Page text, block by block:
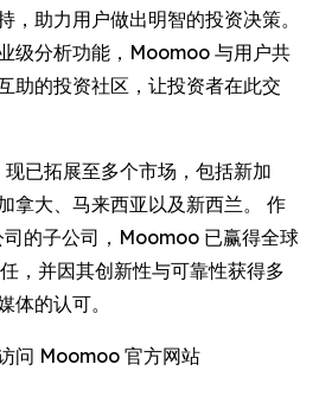
，助力用户做出明智的投资决策。
级分析功能，Moomoo 与用户共
助的投资社区，让投资者在此交
已拓展至多个市场，包括新加
拿大、马来西亚以及新西兰。 作
的子公司，Moomoo 已赢得全球
，并因其创新性与可靠性获得多
体的认可。
问 Moomoo 官方网站